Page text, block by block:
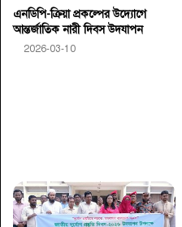
এনডিপি-ক্রিয়া প্রকল্পের উদ্যোগে
আন্তর্জাতিক নারী দিবস উদযাপন
2026-03-10